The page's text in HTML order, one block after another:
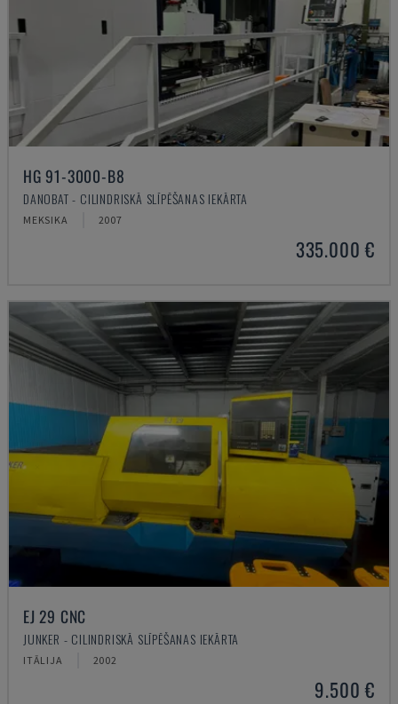
HG 91-3000-B8
DANOBAT - CILINDRISKĀ SLĪPĒŠANAS IEKĀRTA
MEKSIKA 2007
335.000 €
EJ 29 CNC
JUNKER - CILINDRISKĀ SLĪPĒŠANAS IEKĀRTA
ITĀLIJA 2002
9.500 €